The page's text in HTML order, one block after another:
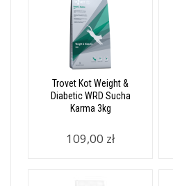
Trovet Kot Weight &
Diabetic WRD Sucha
Karma 3kg
109,00 zł